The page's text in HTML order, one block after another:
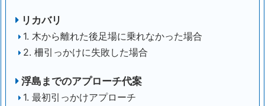
リカバリ
1. 木から離れた後足場に乗れなかった場合
2. 柵引っかけに失敗した場合
浮島までのアプローチ代案
1. 最初引っかけアプローチ